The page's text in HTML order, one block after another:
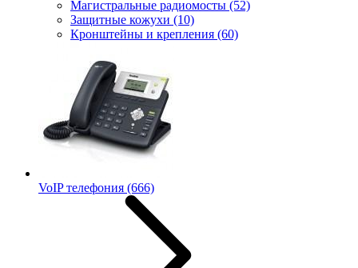
Магистральные радиомосты (52)
Защитные кожухи (10)
Кронштейны и крепления (60)
VoIP телефония (666)